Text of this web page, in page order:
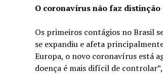
O coronavírus não faz distinção
Os primeiros contágios no Brasil
se expandiu e afeta
Europa, o novo coronavírus está
doença é mais difícil de